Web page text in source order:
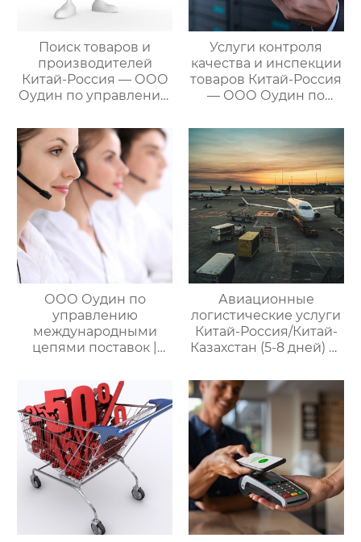
Поиск товаров и
производителей
Китай-Россия — ООО
Оудин по управлению
цепями поставок
Услуги контроля
качества и инспекции
товаров Китай-Россия
— ООО Оудин по
международными
цепями поставок
ООО Оудин по
управлению
международными
цепями поставок |
услуги для полного
цикла
посреднических
закупок Китай-Россия
Авиационные
логистические услуги
Китай-Россия/Китай-
Казахстан (5-8 дней) —
управлению
международными
цепями поставок